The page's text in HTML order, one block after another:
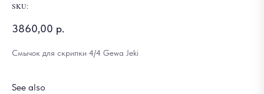
SKU:
3860,00 р.
Смычок для скрипки 4/4 Gewa Jeki
See also